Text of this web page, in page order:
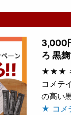
3,000
ろ 黒
★★★ キ
コメテ
の高い
★ コメ